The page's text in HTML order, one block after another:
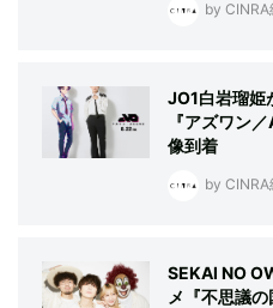
by
JO1白岩瑠姫
『アズワン
像到着
by
SEKAI NO
メ『不思議